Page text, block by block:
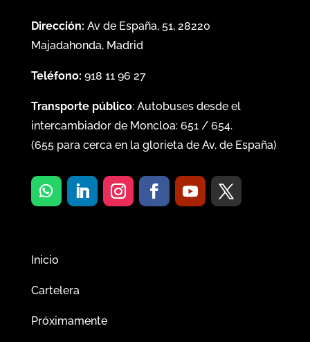
Dirección: Av de España, 51, 28220
Majadahonda, Madrid
Teléfono: 918 11 96 27
Transporte público: Autobuses desde el
intercambiador de Moncloa: 651/ 654.
(655para cerca en la glorieta de Av. de España)
Inicio
Cartelera
Próximamente